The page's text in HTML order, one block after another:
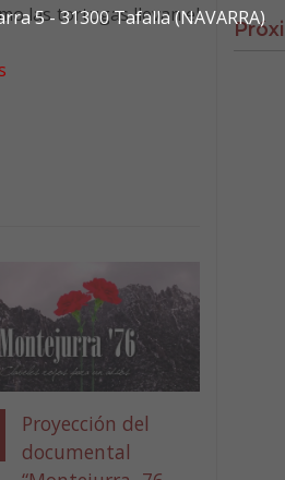
5 - 31300 Tafalla (NAVARRA)
las tortugas llevan el
Proyección del
documental